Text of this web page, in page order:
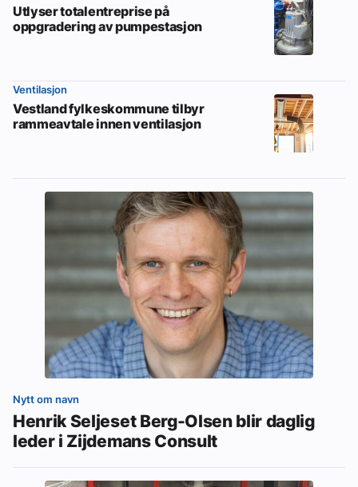
Utlyser totalentreprise på
oppgradering av pumpestasjon
Ventilasjon
Vestland fylkeskommune tilbyr
rammeavtale innen ventilasjon
Nytt om navn
Henrik Seljeset Berg-Olsen blir daglig
leder i Zijdemans Consult